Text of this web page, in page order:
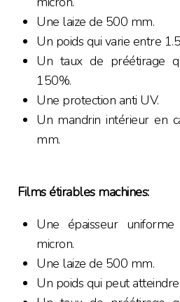
Une laize de 500 mm.
Un poids qui varie entre
Un taux de préétirage
150%.
Une protection anti UV.
Un mandrin intérieur en
mm.
Films étirables machines:
Une épaisseur
micron.
Une laize de 500 mm.
Un poids qui peut